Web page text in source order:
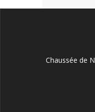
Chaussée de